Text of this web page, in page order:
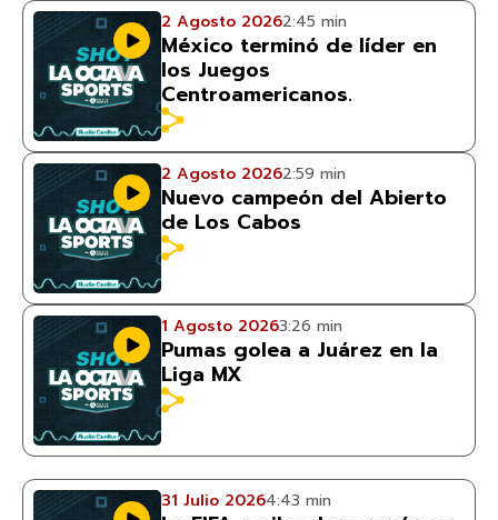
2 Agosto 20262:45 min
México terminó de líder en
los Juegos
Centroamericanos.
2 Agosto 20262:59 min
Nuevo campeón del Abierto
de Los Cabos
1 Agosto 20263:26 min
Pumas golea a Juárez en la
Liga MX
31 Julio 20264:43 min